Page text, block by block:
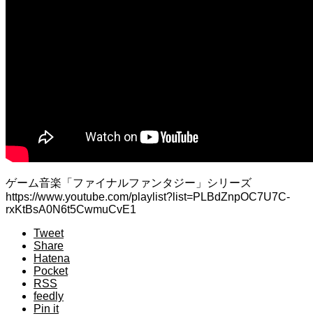
ゲーム音楽「ファイナルファンタジー」シリーズ
https://www.youtube.com/playlist?list=PLBdZnpOC7U7C-
rxKtBsA0N6t5CwmuCvE1
Tweet
Share
Hatena
Pocket
RSS
feedly
Pin it